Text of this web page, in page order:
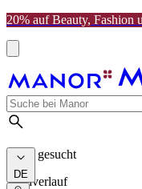
20% auf Beauty, Fashion
Meist gesucht
Suchverlauf
DE